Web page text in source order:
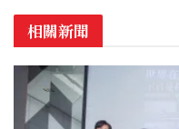
相關新聞